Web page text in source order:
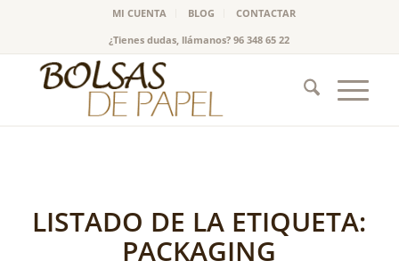
MI CUENTA BLOG
CONTACTAR
¿Tienes dudas, llámanos? 96 348 65 22
LISTADO DE LA ETIQUETA:
PACKAGING